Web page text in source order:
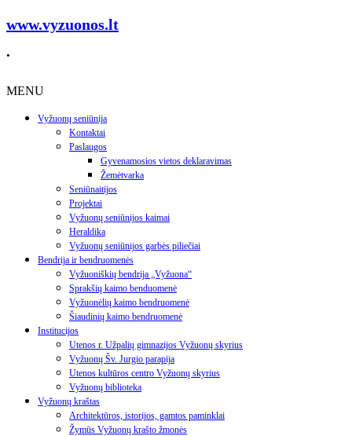
www.vyzuonos.lt
.
MENU
Vyžuonų seniūnija
Kontaktai
Paslaugos
Gyvenamosios vietos deklaravimas
Žemėtvarka
Seniūnaitijos
Projektai
Vyžuonų seniūnijos kaimai
Heraldika
Vyžuonų seniūnijos garbės piliečiai
Bendrija ir bendruomenės
Vyžuoniškių bendrija „Vyžuona“
Sprakšių kaimo benduomenė
Vyžuonėlių kaimo bendruomenė
Šiaudinių kaimo bendruomenė
Institucijos
Utenos r. Užpalių gimnazijos Vyžuonų skyrius
Vyžuonų Šv. Jurgio parapija
Utenos kultūros centro Vyžuonų skyrius
Vyžuonų biblioteka
Vyžuonų kraštas
Architektūros, istorijos, gamtos paminklai
Žymūs Vyžuonų krašto žmonės